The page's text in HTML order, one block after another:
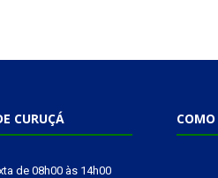
CURUÇÁ
de 08h00 às 14h00
COMO